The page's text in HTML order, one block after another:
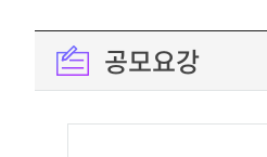
공모요강